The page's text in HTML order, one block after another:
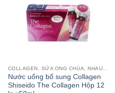
Nước uống bổ sung Collagen
Shiseido The Collagen Hộp 12